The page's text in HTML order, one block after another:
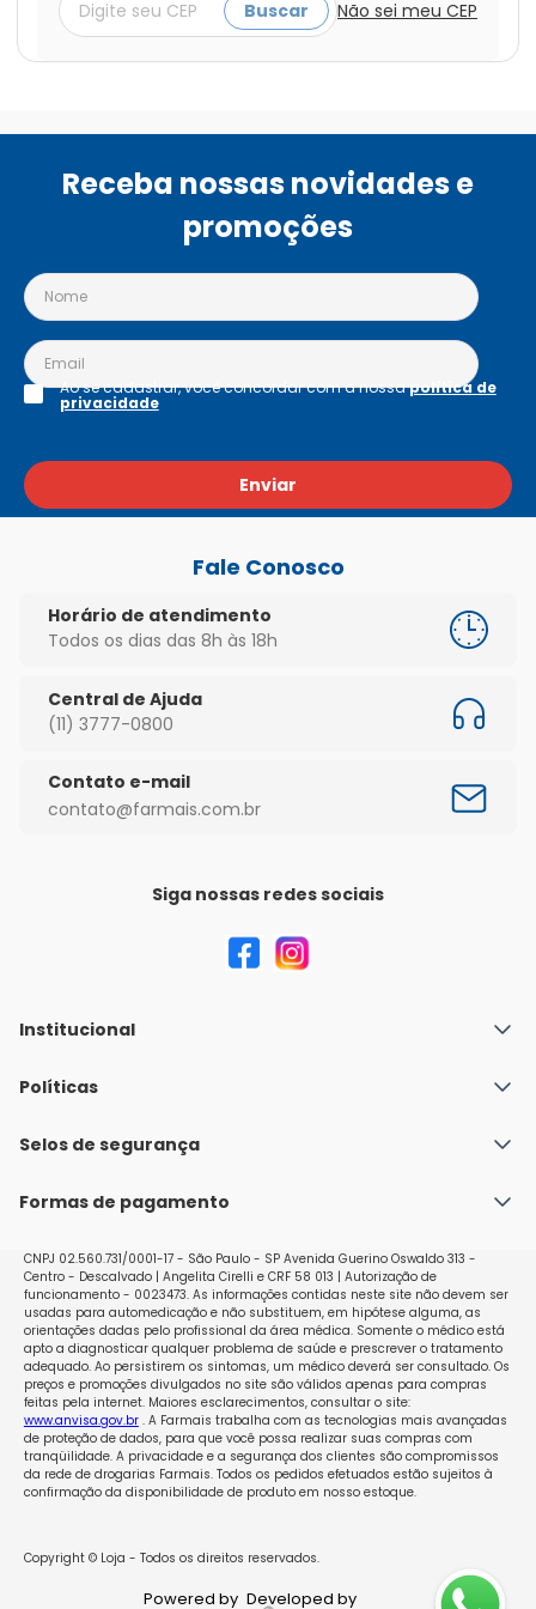
Buscar Não sei meu CEP
Receba nossas novidades e
promoções
Enviar
Ao se cadastrar, você concordar com a nossapolítica de
privacidade
Fale Conosco
Horário de atendimento
Todos os dias das 8h às 18h
Central de Ajuda
(11) 3777-0800
Contato e-mail
contato@farmais.com.br
Siga nossas redes sociais
Institucional
Quem Somos
Nossas lojas
Políticas
Política de Envio
Políticas de Trocas e Devoluções
Selos de segurança
Formas de pagamento
CNPJ 02.560.731/0001-17 - São Paulo - SP Avenida Guerino Oswaldo 313 -
Centro - Descalvado | Angelita Cirelli e CRF 58 013 | Autorização de
funcionamento - 0023473. As informações contidas neste site não devem ser
usadas para automedicação e não substituem, em hipótese alguma, as
orientações dadas pelo profissional da área médica. Somente o médico está
apto a diagnosticar qualquer problema de saúde e prescrever o tratamento
adequado. Ao persistirem os sintomas, um médico deverá ser consultado. Os
preços e promoções divulgados no site são válidos apenas para compras
feitas pela internet. Maiores esclarecimentos, consultar o site:
www.anvisa.gov.br. A Farmais trabalha com as tecnologias mais avançadas
de proteção de dados, para que você possa realizar suas compras com
tranqüilidade. A privacidade e a segurança dos clientes são compromissos
da rede de drogarias Farmais. Todos os pedidos efetuados estão sujeitos à
confirmação da disponibilidade de produto em nosso estoque.
Copyright © Loja - Todos os direitos reservados.
Powered by Developed by